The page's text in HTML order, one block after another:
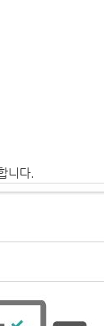
니다.